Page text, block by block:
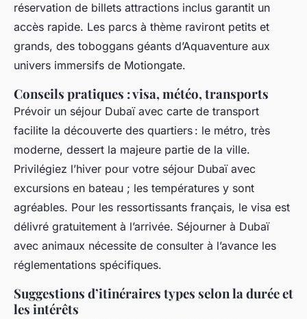
réservation de billets attractions inclus garantit un
accès rapide. Les parcs à thème raviront petits et
grands, des toboggans géants d’Aquaventure aux
univers immersifs de Motiongate.
Conseils pratiques : visa, météo, transports
Prévoir un séjour Dubaï avec carte de transport
facilite la découverte des quartiers : le métro, très
moderne, dessert la majeure partie de la ville.
Privilégiez l’hiver pour votre séjour Dubaï avec
excursions en bateau ; les températures y sont
agréables. Pour les ressortissants français, le visa est
délivré gratuitement à l’arrivée. Séjourner à Dubaï
avec animaux nécessite de consulter à l’avance les
réglementations spécifiques.
Suggestions d’itinéraires types selon la durée et
les intérêts